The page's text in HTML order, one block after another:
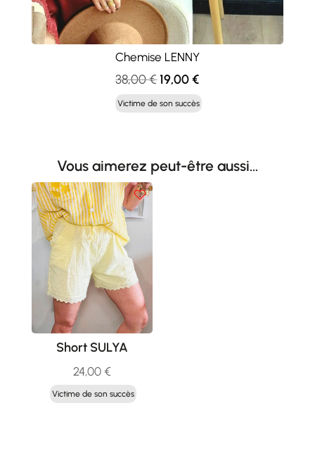
Chemise LENNY
38,00€ Le
prix
initial
19,00€Le
prix
actuel
Victime de son succès
Vous aimerez peut-être aussi…
Short SULYA
24,00 €
Victime de son succès